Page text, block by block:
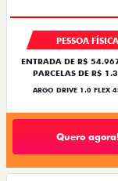
PESSOA FÍSICA
ENTRADA DE R$
PARCELAS DE R$
ARGO DRIVE 1.0 FLEX
Quero